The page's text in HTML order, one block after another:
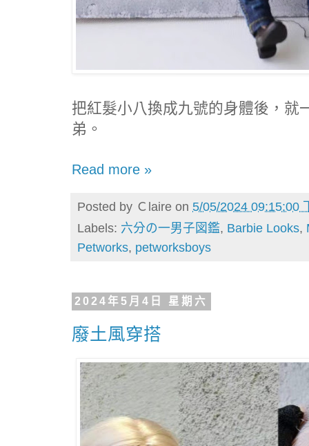
把紅髮小八換成九號的身體後，就
弟。
Read more »
Posted by Ｃlaire on 5/05/2024 09:15:00
Labels: 六分の一男子図鑑, Barbie Looks,
Petworks, petworksboys
2024年5月4日 星期六
廢土風穿搭